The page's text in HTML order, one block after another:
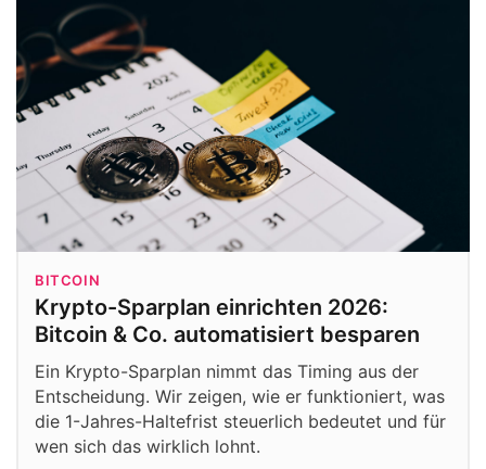
BITCOIN
Krypto-Sparplan einrichten 2026:
Bitcoin & Co. automatisiert besparen
Ein Krypto-Sparplan nimmt das Timing aus der
Entscheidung. Wir zeigen, wie er funktioniert, was
die 1-Jahres-Haltefrist steuerlich bedeutet und für
wen sich das wirklich lohnt.